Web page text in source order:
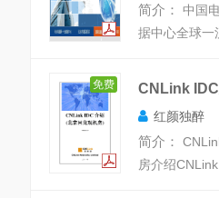
简介：
中国
据中心 全球
免费 CNLink
红颜独醉
简介：
房介绍